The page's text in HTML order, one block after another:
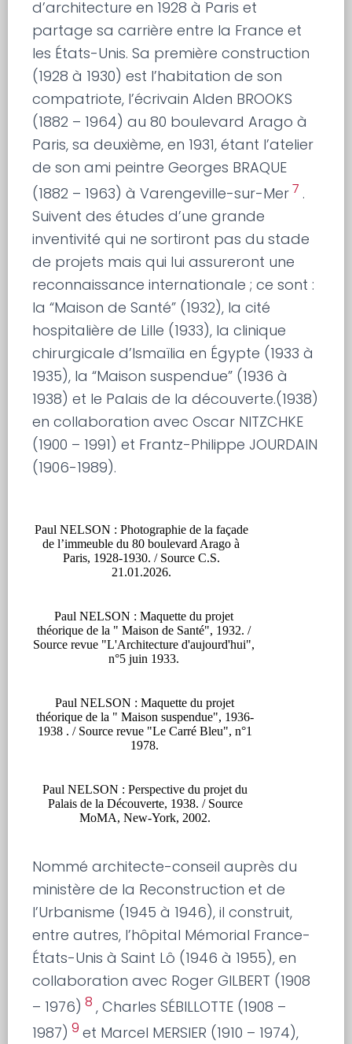
d’architecture en 1928 à Paris et
partage sa carrière entre la France et
les États-Unis. Sa première construction
(1928 à 1930) est l’habitation de son
compatriote, l’écrivain Alden BROOKS
(1882 – 1964) au 80 boulevard Arago à
Paris, sa deuxième, en 1931, étant l’atelier
de son ami peintre Georges BRAQUE
(1882 – 1963) à Varengeville-sur-Mer7 .
Suivent des études d’une grande
inventivité qui ne sortiront pas du stade
de projets mais qui lui assureront une
reconnaissance internationale ; ce sont :
la “Maison de Santé” (1932), la cité
hospitalière de Lille (1933), la clinique
chirurgicale d’Ismaïlia en Égypte (1933 à
1935), la “Maison suspendue” (1936 à
1938) et le Palais de la découverte.(1938)
en collaboration avec Oscar NITZCHKE
(1900 – 1991) et Frantz-Philippe JOURDAIN
(1906-1989).
Paul NELSON : Photographie de la façade
de l’immeuble du 80 boulevard Arago à
Paris, 1928-1930. / Source C.S.
21.01.2026.
Paul NELSON : Maquette du projet
théorique de la " Maison de Santé", 1932. /
Source revue "L'Architecture d'aujourd'hui",
n°5 juin 1933.
Paul NELSON : Maquette du projet
théorique de la " Maison suspendue", 1936-
1938 . / Source revue "Le Carré Bleu", n°1
1978.
Paul NELSON : Perspective du projet du
Palais de la Découverte, 1938. / Source
MoMA, New-York, 2002.
Nommé architecte-conseil auprès du
ministère de la Reconstruction et de
l’Urbanisme (1945 à 1946), il construit,
entre autres, l’hôpital Mémorial France-
États-Unis à Saint Lô (1946 à 1955), en
collaboration avec Roger GILBERT (1908
– 1976) 8 , Charles SÉBILLOTTE (1908 –
1987) 9 et Marcel MERSIER (1910 – 1974),